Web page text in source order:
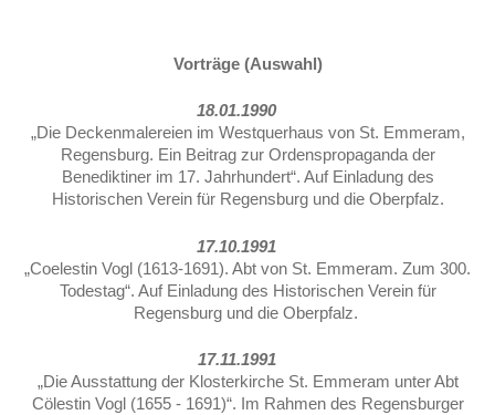
Vorträge (Auswahl)
18.01.1990
„Die Deckenmalereien im Westquerhaus von St. Emmeram,
Regensburg. Ein Beitrag zur Ordens­propaganda der
Benediktiner im 17. Jahrhundert“. Auf Einladung des
Historischen Verein für Regensburg und die Oberpfalz.
17.10.1991
„Coelestin Vogl (1613-1691). Abt von St. Emmeram. Zum 300.
Todestag“. Auf Einladung des Historischen Verein für
Regensburg und die Oberpfalz.
17.11.1991
„Die Ausstattung der Klosterkirche St. Emmeram unter Abt
Cölestin Vogl (1655 - 1691)“. Im Rahmen des Regensburger